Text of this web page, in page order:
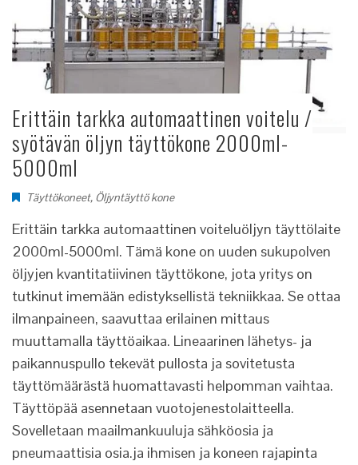
Erittäin tarkka automaattinen voitelu /
syötävän öljyn täyttökone 2000ml-
5000ml
Täyttökoneet, Öljyntäyttö kone
Erittäin tarkka automaattinen voiteluöljyn täyttölaite
2000ml-5000ml. Tämä kone on uuden sukupolven
öljyjen kvantitatiivinen täyttökone, jota yritys on
tutkinut imemään edistyksellistä tekniikkaa. Se ottaa
ilmanpaineen, saavuttaa erilainen mittaus
muuttamalla täyttöaikaa. Lineaarinen lähetys- ja
paikannuspullo tekevät pullosta ja sovitetusta
täyttömäärästä huomattavasti helpomman vaihtaa.
Täyttöpää asennetaan vuotojenestolaitteella.
Sovelletaan maailmankuuluja sähköosia ja
pneumaattisia osia.ja ihmisen ja koneen rajapinta